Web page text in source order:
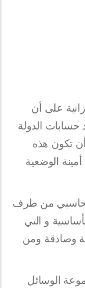
على أن
الدولة
تكون هذه
الوضعية
محاسبي من طرف
و التي
وصادقة ومن
الوسائل